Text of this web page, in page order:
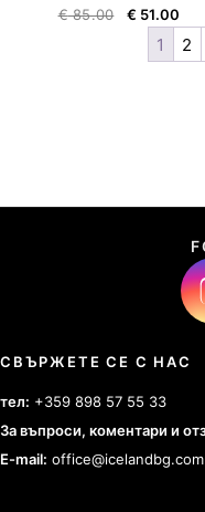
€85.00 € 51.00
1 2
СВЪРЖЕТЕ СЕ С НАС
тел: +359 898 57 55 33
За въпроси, коментари и
E-mail: office@icelandbg.com